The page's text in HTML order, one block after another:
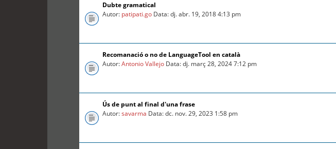
Dubte gramatical
Autor: patipati.go Data: dj. abr. 19, 2018 4:13 pm
Recomanació o no de LanguageTool en català
Autor:Antonio Vallejo Data: dj. març 28, 2024 7:12 pm
Ús de punt al final d'una frase
Autor:savarma Data: dc. nov. 29, 2023 1:58 pm